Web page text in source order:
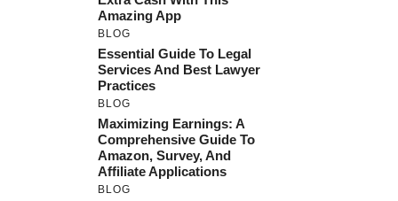
Amazing App
BLOG
Essential Guide To Legal
Services And Best Lawyer
Practices
BLOG
Maximizing Earnings: A
Comprehensive Guide To
Amazon, Survey, And
Affiliate Applications
BLOG